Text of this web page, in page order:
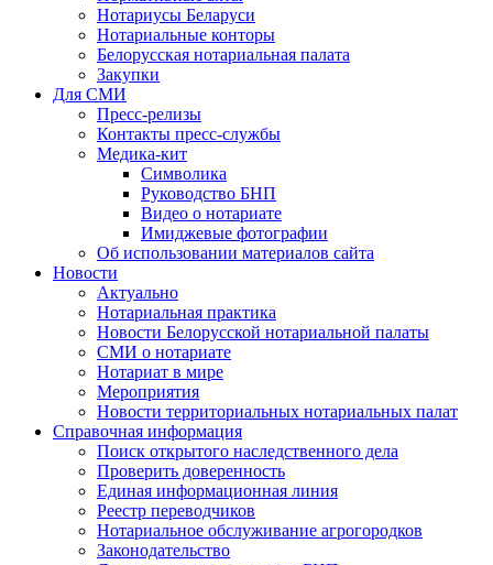
Нотариусы Беларуси
Нотариальные конторы
Белорусская нотариальная палата
Закупки
Для СМИ
Пресс-релизы
Контакты пресс-службы
Медика-кит
Символика
Руководство БНП
Видео о нотариате
Имиджевые фотографии
Об использовании материалов сайта
Новости
Актуально
Нотариальная практика
Новости Белорусской нотариальной палаты
СМИ о нотариате
Нотариат в мире
Мероприятия
Новости территориальных нотариальных палат
Справочная информация
Поиск открытого наследственного дела
Проверить доверенность
Единая информационная линия
Реестр переводчиков
Нотариальное обслуживание агрогородков
Законодательство